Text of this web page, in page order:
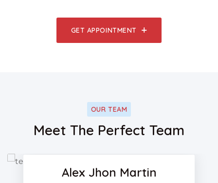
GET APPOINTMENT
OUR TEAM
Meet The Perfect Team
Alex Jhon Martin